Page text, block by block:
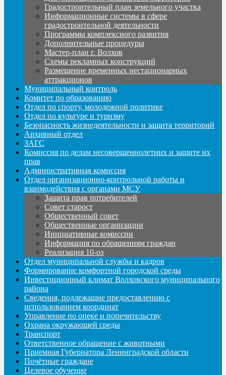
Градостроительный план земельного участка
Информационные системы в сфере
градостроительной деятельности
Программы комплексного развития
Дополнительные процедуры
Мастер-план г. Волхов
Схемы рекламных конструкций
Размещение временных нестационарных
аттракционов
Муниципальный контроль
Комитет по образованию
Отдел по спорту, молодежной политике
Отдел по культуре и туризму
Безопасность жизнедеятельности и защита территорий
Архивный отдел
ЗАГС
Комиссия по делам несовершеннолетних и защите их
прав
Административная комиссия
Отдел организационно-контрольной работы и
взаимодействия с органами МСУ
Защита прав потребителей
Совет старост
Общественный совет
Общественные организации
Инициативные комиссии
Информация по обращениям граждан
Реализация 10-оз
Отдел муниципальной службы и кадров
Формирование комфортной городской среды
Инвестиционный климат Волховского муниципального
района
Сведения, подлежащие предоставлению с
использованием координат
Управление по опеке и попечительству
Охрана окружающей среды
Транспорт
Ответственное обращение с животными
Приемная Губернатора Ленинградской области
Почётные граждане
Целевое обучение